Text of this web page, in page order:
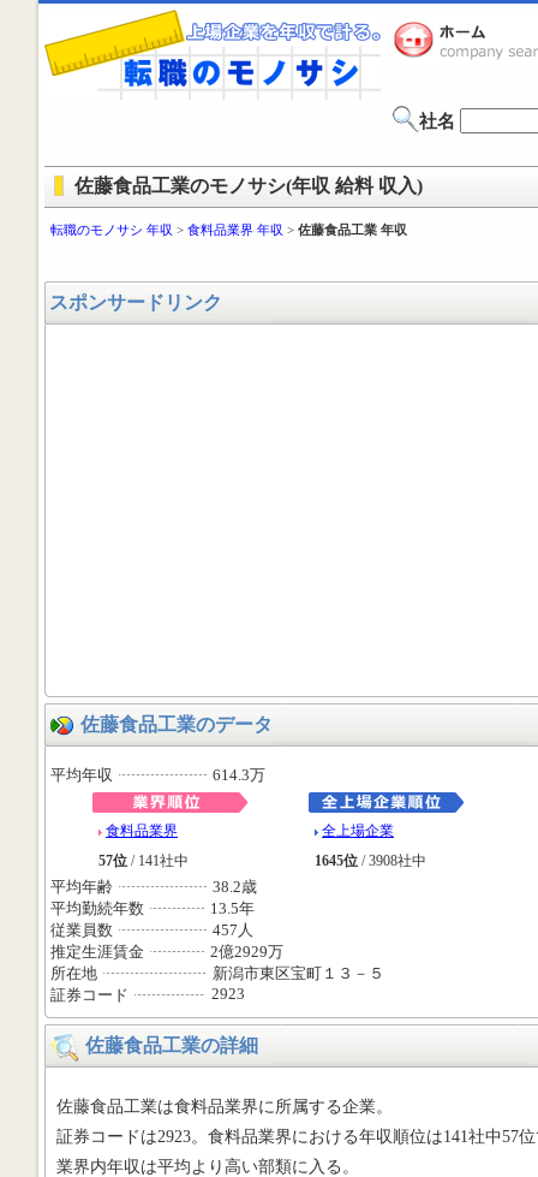
社名
佐藤食品工業のモノサシ(年収 給料 収入)
転職のモノサシ 年収 > 食料品業界 年収 > 佐藤食品工業 年収
スポンサードリンク
佐藤食品工業のデータ
平均年収 614.3万
食料品業界
57位 / 141社中
全上場企業
1645位 / 3908社中
平均年齢
38.2歳
平均勤続年数
13.5年
従業員数
457人
推定生涯賃金
2億2929万
所在地
新潟市東区宝町１３－５
証券コード
2923
佐藤食品工業の詳細
佐藤食品工業は食料品業界に所属する企業。
証券コードは2923。食料品業界における年収順位は141社中57
業界内年収は平均より高い部類に入る。